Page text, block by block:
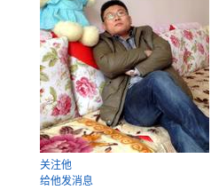
关注他
给他发消息